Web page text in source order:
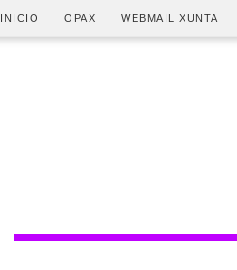
INICIO OPAX WEBMAIL XUNTA